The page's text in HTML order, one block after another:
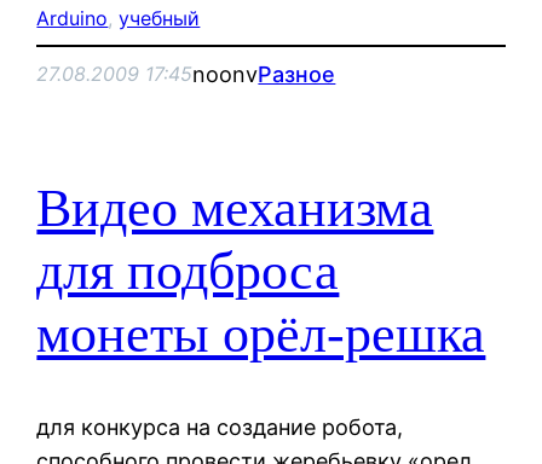
Arduino, учебный
27.08.2009 17:45noonvРазное
Видео механизма
для подброса
монеты орёл-решка
для конкурса на создание робота,